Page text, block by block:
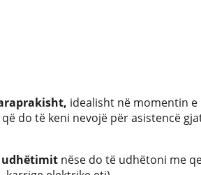
idealisht në momentin
do të keni nevojë për asistencë
udhëtimit nëse do të udhëtoni me